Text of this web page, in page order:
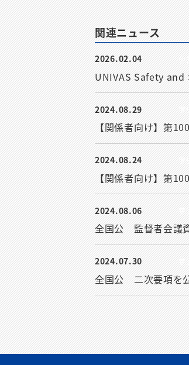
関連ニュース
2026.02.04 学
UNIVAS Safety
2024.08.29 学
【関係者向け】第
2024.08.24 学
【関係者向け】第
2024.08.06 学
全国公 監督者会議
2024.07.30 学
全国公 二次要項を